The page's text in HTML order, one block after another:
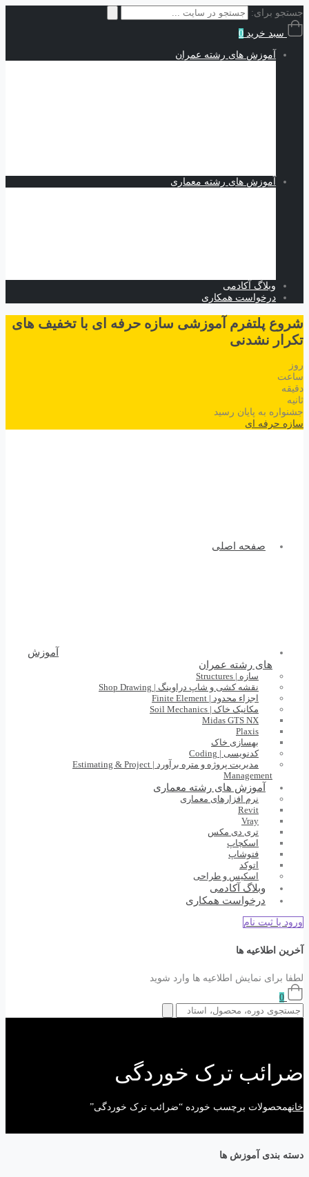
جستجو برای:
سبد خرید 0
آموزش های رشته عمران
آموزش های رشته معماری
وبلاگ آکادمی
درخواست همکاری
شروع پلتفرم آموزشی سازه حرفه ای با تخفیف های
تکرار نشدنی
روز
ساعت
دقیقه
ثانیه
جشنواره به پایان رسید
سازه حرفه ای
صفحه اصلی
آموزش
های رشته عمران
سازه | Structures
نقشه کشی و شاپ دراوینگ | Shop Drawing
اجزاء محدود | Finite Element
مکانیک خاک | Soil Mechanics
Midas GTS NX
Plaxis
بهسازی خاک
کدنویسی | Coding
مدیریت پروژه و متره برآورد | Estimating & Project
Management
آموزش های رشته معماری
نرم افزارهای معماری
Revit
Vray
تری دی مکس
اسکچاپ
فتوشاپ
اتوکد
اسکیس و طراحی
وبلاگ آکادمی
درخواست همکاری
ورود یا ثبت نام
آخرین اطلاعیه ها
لطفا برای نمایش اطلاعیه ها وارد شوید
0
ضرائب ترک خوردگی
خانهمحصولات برچسب خورده “ضرائب ترک خوردگی”
دسته بندی آموزش ها